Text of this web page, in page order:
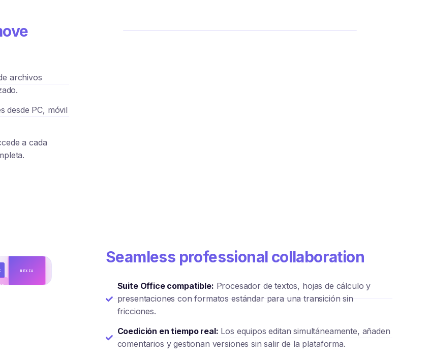
archivos
desde PC, móvil
a cada
NEXIA
Seamless professional collaboration
Suite Office compatible: Procesador de textos, hojas de cálculo y
presentaciones con formatos estándar para una transición sin
fricciones.
Coedición en tiempo real: Los equipos editan simultáneamente, añaden
comentarios y gestionan versiones sin salir de la plataforma.